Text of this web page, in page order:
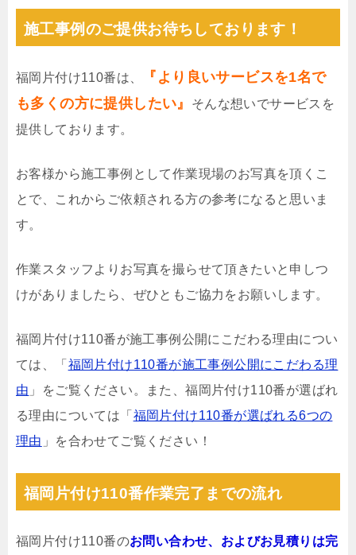
施工事例のご提供お待ちしております！
福岡片付け110番は、
『より良いサービスを1名で
も多くの方に提供したい』
そんな想いでサービスを
提供しております。
お客様から施工事例として作業現場のお写真を頂くこ
とで、これからご依頼される方の参考になると思いま
す。
作業スタッフよりお写真を撮らせて頂きたいと申しつ
けがありましたら、ぜひともご協力をお願いします。
福岡片付け110番が施工事例公開にこだわる理由につい
ては、「 福岡片付け110番が施工事例公開にこだわる理
由 」をご覧ください。また、福岡片付け110番が選ばれ
る理由については「 福岡片付け110番が選ばれる6つの
理由 」を合わせてご覧ください！
福岡片付け110番作業完了までの流れ
福岡片付け110番のお問い合わせ、およびお見積りは完